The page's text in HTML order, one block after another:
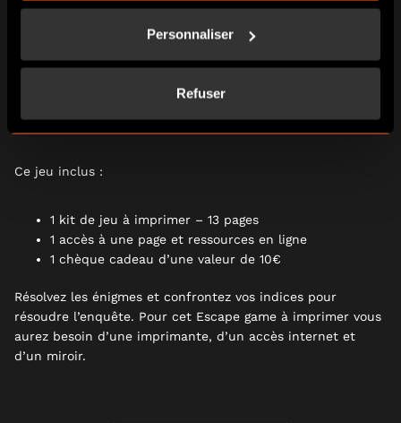
Personnaliser
Refuser
Londres depuis plusieurs mois ! Ce n’est pas moins de cinq
œuvres et objets rarissimes qui ont été dérobé dans des
Yard peut compter sur vous de célèbres détectives venus
du Continent.(Oui, vous!)
Ce jeu inclus :
1 kit de jeu à imprimer – 13 pages
1 accès à une page et ressources en ligne
1 chèque cadeau d’une valeur de 10€
Résolvez les énigmes et confrontez vos indices pour
résoudre l’enquête. Pour cet Escape game à imprimer vous
aurez besoin d’une imprimante, d’un accès internet et
d’un miroir.